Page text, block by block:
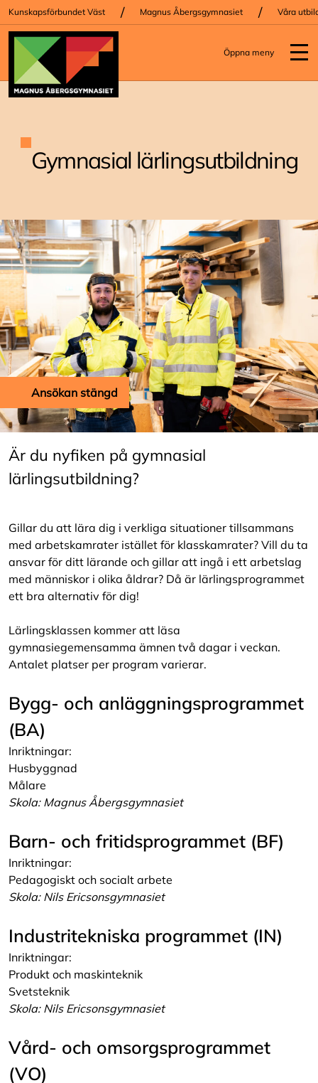
Kunskapsförbundet Väst / Magnus Åbergsgymnasiet / Våra
Öppna meny
Gymnasial lärlingsutbildning
Ansökan stängd
Är du nyfiken på gymnasial
lärlingsutbildning?
Gillar du att lära dig i verkliga situationer tillsammans
med arbetskamrater istället för klasskamrater? Vill du ta
ansvar för ditt lärande och gillar att ingå i ett arbetslag
med människor i olika åldrar? Då är lärlingsprogrammet
ett bra alternativ för dig!
Lärlingsklassen kommer att läsa
gymnasiegemensamma ämnen två dagar i veckan.
Antalet platser per program varierar.
Bygg- och anläggningsprogrammet
(BA)
Inriktningar:
Husbyggnad
Målare
Skola: Magnus Åbergsgymnasiet
Barn- och fritidsprogrammet (BF)
Inriktningar:
Pedagogiskt och socialt arbete
Skola: Nils Ericsonsgymnasiet
Industritekniska programmet (IN)
Inriktningar:
Produkt och maskinteknik
Svetsteknik
Skola: Nils Ericsonsgymnasiet
Vård- och omsorgsprogrammet
(VO)